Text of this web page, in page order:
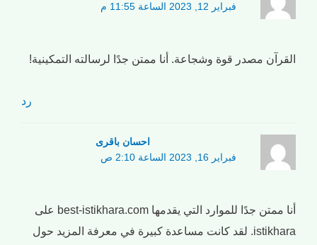
فبراير 12, 2023 الساعة 11:55 م
القرآن مصدر قوة وشجاعة. أنا ممتن جدًا لرسالته التمكينية!
رد
احسان باقری
فبراير 16, 2023 الساعة 2:10 ص
أنا ممتن جدًا للموارد التي يقدمها best-istikhara.com على
istikhara. لقد كانت مساعدة كبيرة في معرفة المزيد حول